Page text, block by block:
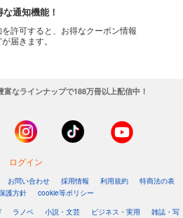
な通知機能！
許可すると、お得なクーポン情報
届きます。
なラインナップで188万冊以上配信中！
ログイン
お問い合わせ 採用情報 利用規約
特商法の表
護方針
cookie等ポリシー
ラノベ 小説・文芸 ビジネス・実用
雑誌・写